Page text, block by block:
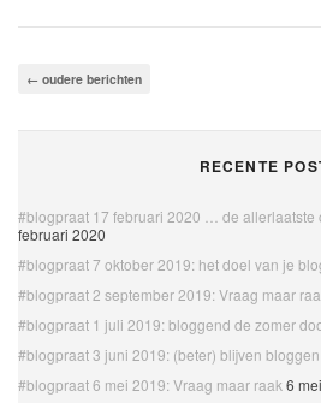
← oudere berichten
RECENTE
#blogpraat 17 februari 2020 … de allerlaatste
februari 2020
#blogpraat 7 oktober 2019: het doel van je
#blogpraat 2 september 2019: Vraag maar
#blogpraat 1 juli 2019: bloggend de zomer
#blogpraat 3 juni 2019: (beter) blijven bloggen
#blogpraat 6 mei 2019: Vraag maar raak 6